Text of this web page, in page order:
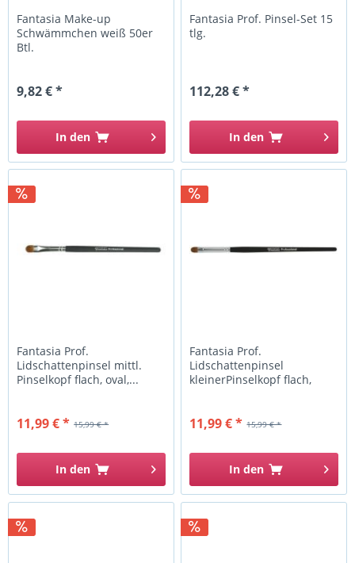
Fantasia Make-up
Schwämmchen weiß 50er
Btl.
9,82 € *
In den
Fantasia Prof. Pinsel-Set 15
tlg.
112,28 € *
In den
Fantasia Prof.
Lidschattenpinsel mittl.
Pinselkopf flach, oval,...
15,99 € *
11,99 € *
In den
Fantasia Prof.
Lidschattenpinsel
kleinerPinselkopf flach,
15,99 € *
11,99 € *
In den